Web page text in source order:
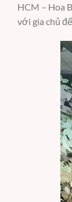
HCM – Hoa
với gia chủ